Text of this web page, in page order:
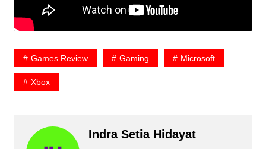
Games Review Gaming Microsoft
Xbox
Indra Setia Hidayat